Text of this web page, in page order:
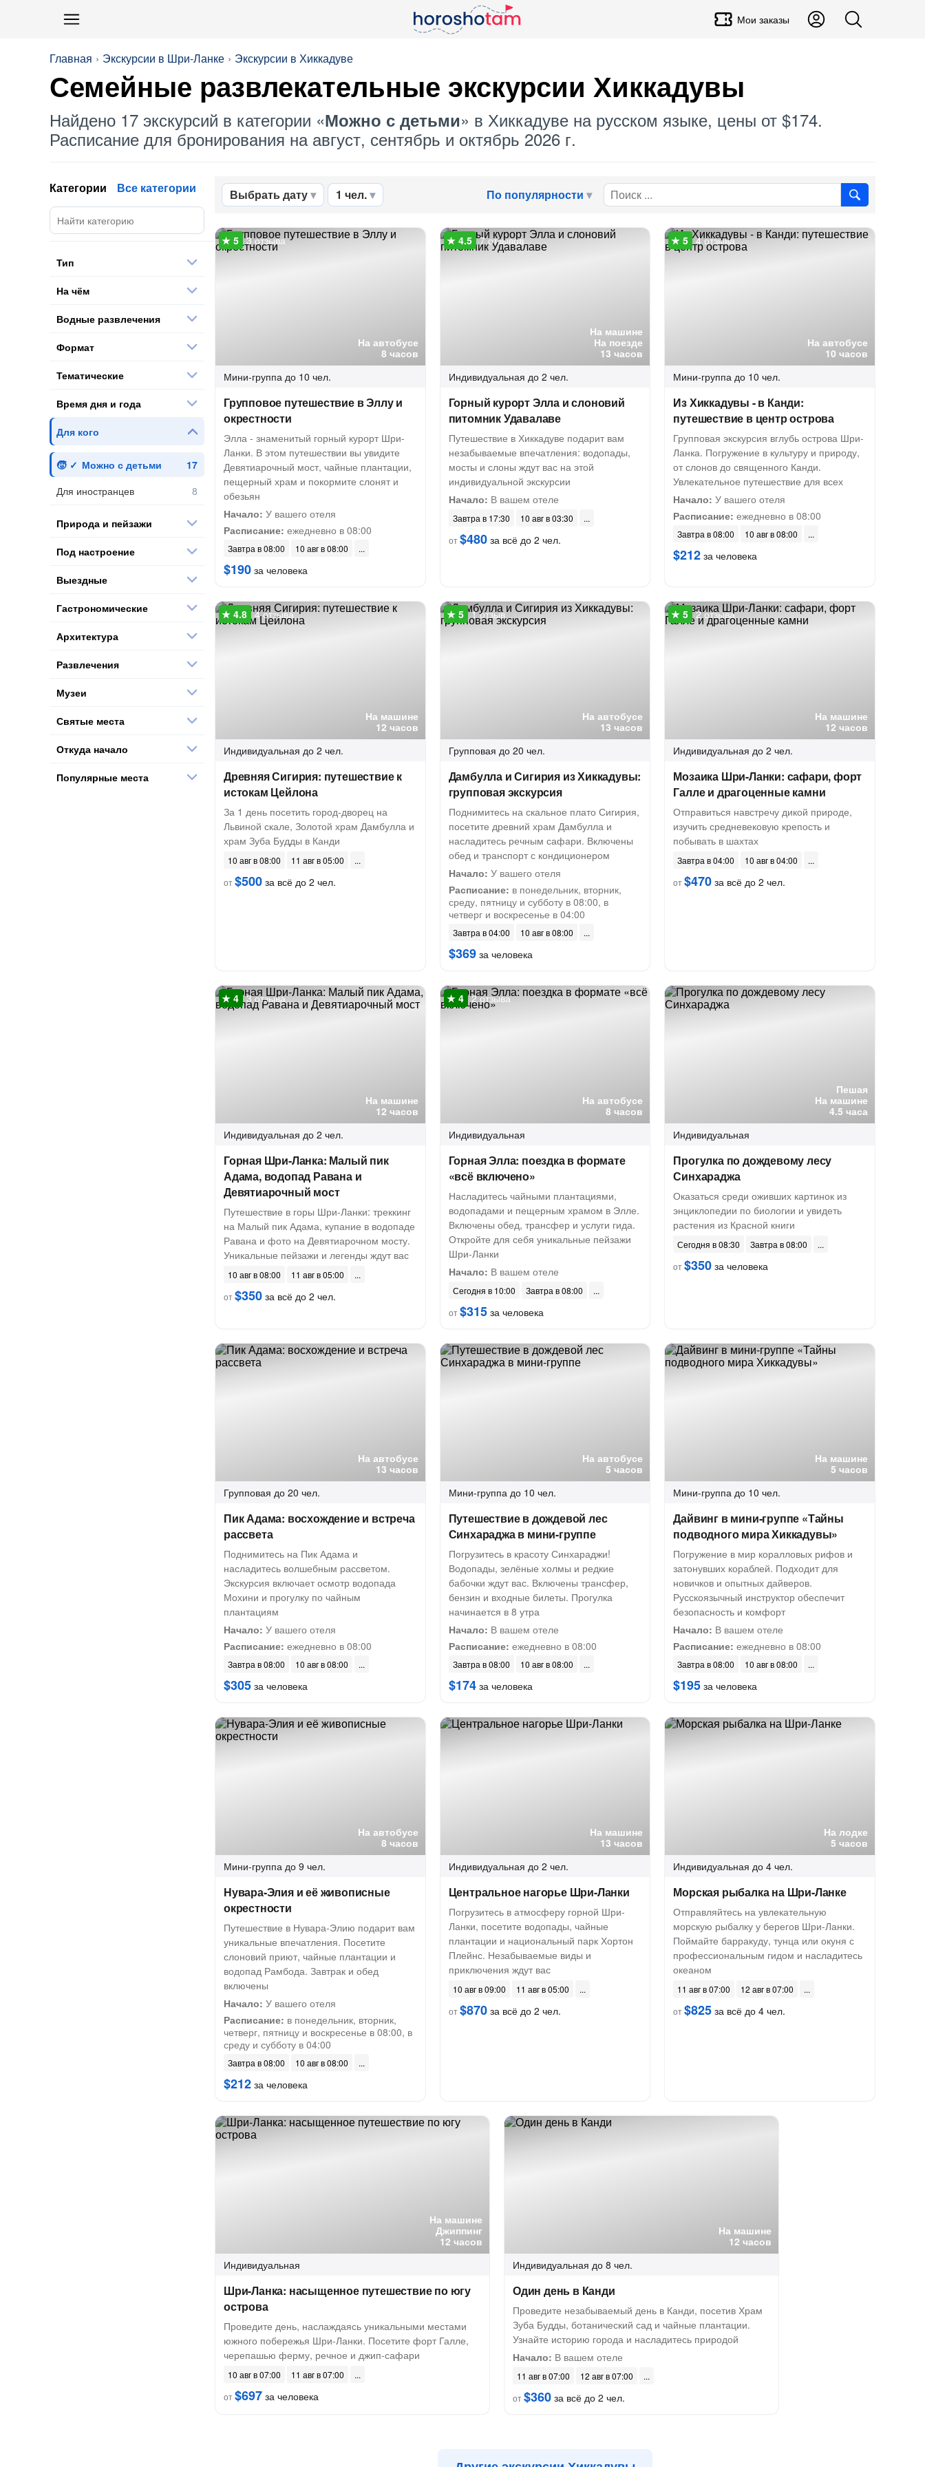
Мои заказы
Главная Экскурсии в Шри-Ланке Экскурсии в Хиккадуве
Семейные развлекательные экскурсии Хиккадувы
Найдено 17 экскурсий в категории «Можно с детьми» в Хиккадуве на русском языке, цены от $174.
Расписание для бронирования на август, сентябрь и октябрь 2026 г.
Выбрать дату 1 чел. По популярности
На автобусе
8 часов
3 отзыва
Мини-группа до 10 чел.
Групповое путешествие в Эллу и
окрестности
Элла - знаменитый горный курорт Шри-
Ланки. В этом путешествии вы увидите
Девятиарочный мост, чайные плантации,
пещерный храм и покормите слонят и
обезьян
Начало: У вашего отеля
Расписание: ежедневно в 08:00
Завтра в 08:00 10 авг в 08:00
$190 за человека
На машине
На поезде
13 часов
7 отзывов
Индивидуальная до 2 чел.
Горный курорт Элла и слоновий
питомник Удавалаве
Путешествие в Хиккадуве подарит вам
незабываемые впечатления: водопады,
мосты и слоны ждут вас на этой
индивидуальной экскурсии
Начало: В вашем отеле
Завтра в 17:30
10 авг в 03:30
от$480за всё до 2 чел.
На автобусе
10 часов
4 отзыва
Мини-группа до 10 чел.
Из Хиккадувы - в Канди:
путешествие в центр острова
Групповая экскурсия вглубь острова Шри-
Ланка. Погружение в культуру и природу,
от слонов до священного Канди.
Увлекательное путешествие для всех
Начало: У вашего отеля
Расписание: ежедневно в 08:00
Завтра в 08:00 10 авг в 08:00
$212 за человека
На машине
12 часов
4 отзыва
Индивидуальная до 2 чел.
Древняя Сигирия: путешествие к
истокам Цейлона
За 1 день посетить город-дворец на
Львиной скале, Золотой храм Дамбулла и
храм Зуба Будды в Канди
10 авг в 08:00
11 авг в 05:00
от$500 за всё до 2 чел.
На автобусе
13 часов
1 отзыв
Групповая до 20 чел.
Дамбулла и Сигирия из Хиккадувы:
групповая экскурсия
Поднимитесь на скальное плато Сигирия,
посетите древний храм Дамбулла и
насладитесь речным сафари. Включены
обед и транспорт с кондиционером
Начало: У вашего отеля
Расписание: в понедельник, вторник,
среду, пятницу и субботу в 08:00, в
четверг и воскресенье в 04:00
Завтра в 04:00 10 авг в 08:00
$369за человека
На машине
12 часов
2 отзыва
Индивидуальная до 2 чел.
Мозаика Шри-Ланки: сафари, форт
Галле и драгоценные камни
Отправиться навстречу дикой природе,
изучить средневековую крепость и
побывать в шахтах
Завтра в 04:00
10 авг в 04:00
от$470 за всё до 2 чел.
На машине
12 часов
3 отзыва
Индивидуальная до 2 чел.
Горная Шри-Ланка: Малый пик
Адама, водопад Равана и
Девятиарочный мост
Путешествие в горы Шри-Ланки: треккинг
на Малый пик Адама, купание в водопаде
Равана и фото на Девятиарочном мосту.
Уникальные пейзажи и легенды ждут вас
10 авг в 08:00
11 авг в 05:00
от$350 за всё до 2 чел.
На автобусе
8 часов
2 отзыва
Индивидуальная
Горная Элла: поездка в формате
«всё включено»
Насладитесь чайными плантациями,
водопадами и пещерным храмом в Элле.
Включены обед, трансфер и услуги гида.
Откройте для себя уникальные пейзажи
Шри-Ланки
Начало: В вашем отеле
Сегодня в 10:00
Завтра в 08:00
от$315за человека
Пешая
На машине
4.5 часа
Индивидуальная
Прогулка по дождевому лесу
Синхараджа
Оказаться среди оживших картинок из
энциклопедии по биологии и увидеть
растения из Красной книги
Сегодня в 08:30
Завтра в 08:00
от$350 за человека
На автобусе
13 часов
Групповая до 20 чел.
Пик Адама: восхождение и встреча
рассвета
Поднимитесь на Пик Адама и
насладитесь волшебным рассветом.
Экскурсия включает осмотр водопада
Мохини и прогулку по чайным
плантациям
Начало: У вашего отеля
Расписание: ежедневно в 08:00
Завтра в 08:00 10 авг в 08:00
$305 за человека
На автобусе
5 часов
Мини-группа до 10 чел.
Путешествие в дождевой лес
Синхараджа в мини-группе
Погрузитесь в красоту Синхараджи!
Водопады, зелёные холмы и редкие
бабочки ждут вас. Включены трансфер,
бензин и входные билеты. Прогулка
начинается в 8 утра
Начало: В вашем отеле
Расписание: ежедневно в 08:00
Завтра в 08:00 10 авг в 08:00
$174за человека
На машине
5 часов
Мини-группа до 10 чел.
Дайвинг в мини-группе «Тайны
подводного мира Хиккадувы»
Погружение в мир коралловых рифов и
затонувших кораблей. Подходит для
новичков и опытных дайверов.
Русскоязычный инструктор обеспечит
безопасность и комфорт
Начало: В вашем отеле
Расписание: ежедневно в 08:00
Завтра в 08:00 10 авг в 08:00
$195 за человека
На автобусе
8 часов
Мини-группа до 9 чел.
Нувара-Элия и её живописные
окрестности
Путешествие в Нувара-Элию подарит вам
уникальные впечатления. Посетите
слоновий приют, чайные плантации и
водопад Рамбода. Завтрак и обед
включены
Начало: У вашего отеля
Расписание: в понедельник, вторник,
четверг, пятницу и воскресенье в 08:00, в
среду и субботу в 04:00
Завтра в 08:00 10 авг в 08:00
$212 за человека
На машине
13 часов
Индивидуальная до 2 чел.
Центральное нагорье Шри-Ланки
Погрузитесь в атмосферу горной Шри-
Ланки, посетите водопады, чайные
плантации и национальный парк Хортон
Плейнс. Незабываемые виды и
приключения ждут вас
10 авг в 09:00
11 авг в 05:00
от$870за всё до 2 чел.
На лодке
5 часов
Индивидуальная до 4 чел.
Морская рыбалка на Шри-Ланке
Отправляйтесь на увлекательную
морскую рыбалку у берегов Шри-Ланки.
Поймайте барракуду, тунца или окуня с
профессиональным гидом и насладитесь
океаном
11 авг в 07:00
12 авг в 07:00
от$825 за всё до 4 чел.
На машине
Джиппинг
12 часов
Индивидуальная
Шри-Ланка: насыщенное путешествие по югу
острова
Проведите день, наслаждаясь уникальными местами
южного побережья Шри-Ланки. Посетите форт Галле,
черепашью ферму, речное и джип-сафари
10 авг в 07:00
11 авг в 07:00
от$697 за человека
На машине
12 часов
Индивидуальная до 8 чел.
Один день в Канди
Проведите незабываемый день в Канди, посетив Храм
Зуба Будды, ботанический сад и чайные плантации.
Узнайте историю города и насладитесь природой
Начало: В вашем отеле
11 авг в 07:00
12 авг в 07:00
от$360 за всё до 2 чел.
Категории Все категории
Тип
На чём
Водные развлечения
Формат
Тематические
Время дня и года
Для кого
Можно с детьми
Для иностранцев
Природа и пейзажи
Под настроение
Выездные
Гастрономические
Архитектура
Развлечения
Музеи
Святые места
Откуда начало
Популярные места